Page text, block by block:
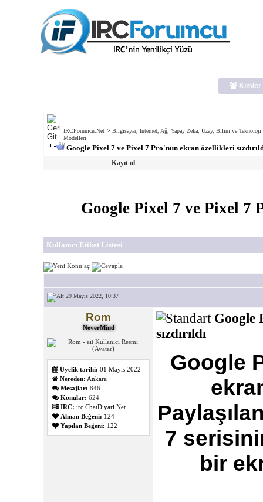
Kimler
IRCForumcu.Net > Bilgisayar, İnternet, Ağ, Yapay Zeka, Uzay, Bilim ve Teknoloji
Modelleri
Google Pixel 7 ve Pixel 7 Pro'nun ekran özellikleri
Kayıt ol
Google Pixel 7 ve Pixel 7
Kullanıcı Etiket Listesi
29 Mayıs 2022, 10:37
Rom
NeverMind
Üyelik tarihi: 01 Mayıs 2022
Nereden: Ankara
Mesajlar: 846
Konular: 624
IRC: irc.ChatDiyari.Net
Alınan Beğeni: 124
Yapılan Beğeni: 122
Google
sızdırıldı
Google
7
bir